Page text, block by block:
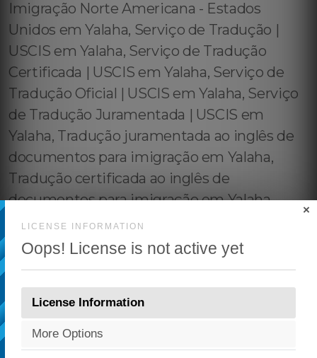
LICENSE INFORMATION
Oops! License is not active yet
×
License Information
More Options